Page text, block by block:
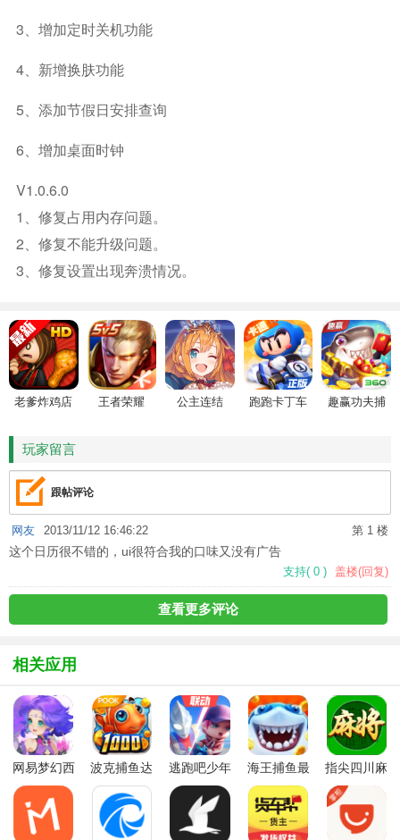
3、增加定时关机功能
4、新增换肤功能
5、添加节假日安排查询
6、增加桌面时钟
V1.0.6.0
1、修复占用内存问题。
2、修复不能升级问题。
3、修复设置出现奔溃情况。
老爹炸鸡店
王者荣耀 公主连结 跑跑卡丁车
趣赢功夫捕
玩家留言
跟帖评论
第 1 楼
网友 2013/11/12 16:46:22
这个日历很不错的，ui很符合我的口味又没有广告
支持( 0 ) 盖楼(回复)
查看更多评论
相关应用
网易梦幻西
游手游
波克捕鱼达
人千炮版
2022微信版
本
逃跑吧少年
九游版最新
版
海王捕鱼最
新版官方正
版
指尖四川麻
将app最新
版